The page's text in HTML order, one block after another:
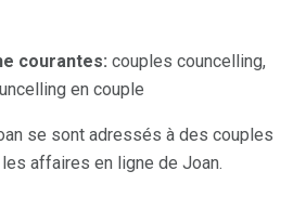
courantes: couples councelling,
en couple
se sont adressés à des couples
affaires en ligne de Joan.